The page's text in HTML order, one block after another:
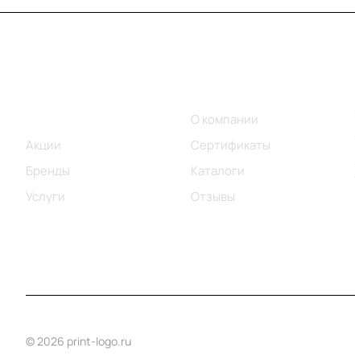
Акции
Бренды
Услуги
О компании
Сертификаты
Каталоги
Отзывы
© 2026 print-logo.ru